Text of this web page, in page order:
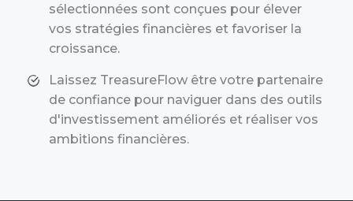
sélectionnées sont conçues pour élever
vos stratégies financières et favoriser la
croissance.
Laissez TreasureFlow être votre partenaire
de confiance pour naviguer dans des outils
d'investissement améliorés et réaliser vos
ambitions financières.